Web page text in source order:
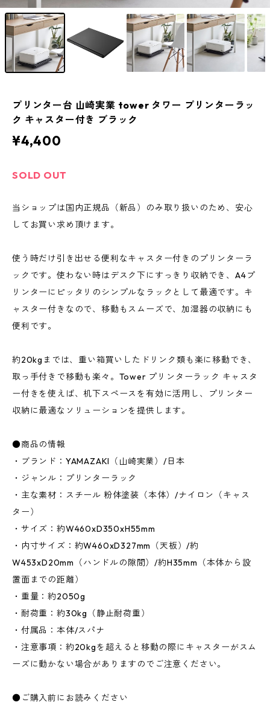
プリンター台 山崎実業 tower タワー プリンターラッ
ク キャスター付き ブラック
¥4,400
SOLD OUT
当ショップは国内正規品（新品）のみ取り扱いのため、安心
してお買い求め頂けます。
使う時だけ引き出せる便利なキャスター付きのプリンターラ
ックです。使わない時はデスク下にすっきり収納でき、A4プ
リンターにピッタリのシンプルなラックとして最適です。キ
ャスター付きなので、移動もスムーズで、加湿器の収納にも
便利です。
約20kgまでは、重い箱買いしたドリンク類も楽に移動でき、
取っ手付きで移動も楽々。Tower プリンターラック キャスタ
ー付きを使えば、机下スペースを有効に活用し、プリンター
収納に最適なソリューションを提供します。
●商品の情報
・ブランド：YAMAZAKI（山崎実業）/日本
・ジャンル：プリンターラック
・主な素材：スチール 粉体塗装（本体）/ナイロン（キャス
ター）
・サイズ：約W460xD350xH55mm
・内寸サイズ：約W460xD327mm（天板）/約
W453xD20mm（ハンドルの隙間）/約H35mm（本体から設
置面までの距離）
・重量：約2050g
・耐荷重：約30kg（静止耐荷重）
・付属品：本体/スパナ
・注意事項：約20kgを超えると移動の際にキャスターがスム
ーズに動かない場合がありますのでご注意ください。
●ご購入前にお読みください